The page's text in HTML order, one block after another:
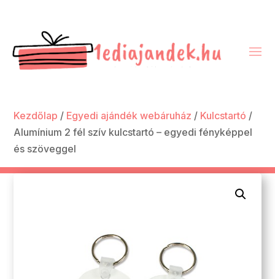
Kezdőlap / Egyedi ajándék webáruház / Kulcstartó /
Alumínium 2 fél szív kulcstartó – egyedi fényképpel
és szöveggel